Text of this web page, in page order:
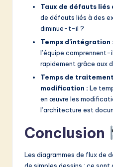
Taux de défauts liés
de défauts liés à des
diminue-t-il ?
Temps d’intégration :
l’équipe
rapidement grâce aux
Temps de
modification : Le
en œuvre les
l’architecture est
Conclusion
Les diagrammes de flux de